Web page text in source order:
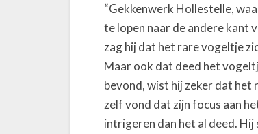
“Gekkenwerk Hollestelle,
te lopen naar de andere kant
zag hij dat het rare vogeltje
Maar ook dat deed het
bevond, wist hij zeker dat het
zelf vond dat zijn focus aan
intrigeren dan het al deed.